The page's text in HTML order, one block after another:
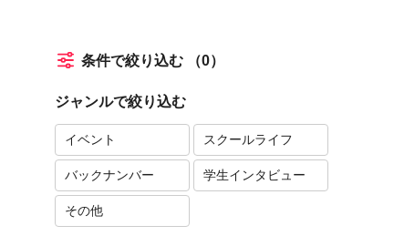
条件で絞り込む （0）
ジャンルで絞り込む
イベント スクールライフ
バックナンバー 学生インタビュー
その他